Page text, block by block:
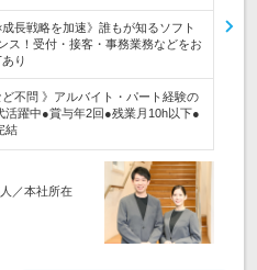
成長戦略を加速》誰もが知るソフト
ス！受付・接客・事務業務などをお
り
ど不問 》アルバイト・パート経験の
活躍中●賞与年2回●残業月10h以下●
結
／本社所在